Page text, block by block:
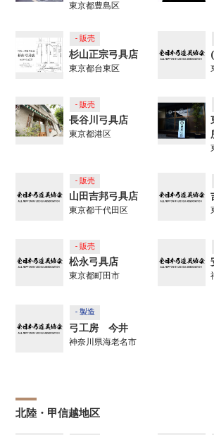
東京都豊島区
- 販売
杉山正宗弓具店
東京都台東区
- 販売
長谷川弓具店
東京都港区
- 販売
山田吉邦弓具店
東京都千代田区
- 販売
松永弓具店
東京都町田市
- 製造
弓工房 今井
神奈川県海老名市
北陸・甲信越地区